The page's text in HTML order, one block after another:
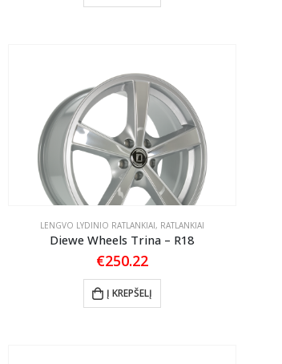
LENGVO LYDINIO RATLANKIAI, RATLANKIAI
Diewe Wheels Trina – R18
€250.22
Į KREPŠELĮ